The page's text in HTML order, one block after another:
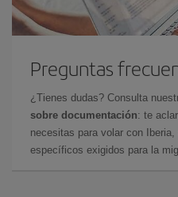
Preguntas
¿Tienes dudas? Consulta
sobre documentación: te
necesitas para volar con
específicos exigidos para la